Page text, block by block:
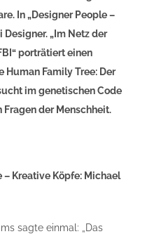
In „Designer People –
„Im Netz der
porträtiert einen
Human Family Tree: Der
im genetischen Code
der Menschheit.
– Kreative Köpfe: Michael
sagte einmal: „Das